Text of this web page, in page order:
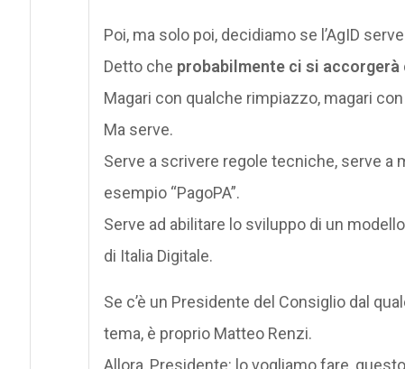
Poi, ma solo poi, decidiamo se l’AgID
Detto che probabilmente ci si accorgerà
Magari con qualche rimpiazzo, magari
Ma serve.
Serve a scrivere regole tecniche, serve
esempio “PagoPA”.
Serve ad abilitare lo sviluppo di un
di Italia Digitale.
Se c’è un Presidente del Consiglio dal
tema, è proprio Matteo Renzi.
Allora, Presidente: lo vogliamo fare,